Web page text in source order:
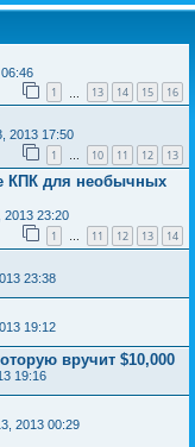
1 13 14 15 16
2013 17:50
1 … 10 11 12 13
КПК для необычных
2013 23:20
1 … 11 12 13 14
23:38
19:12
вручит $10,000
19:16
2013 00:29